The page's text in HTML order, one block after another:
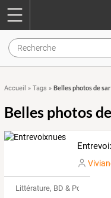
Accueil » Tags » Belles photos de
Belles photos
Littérature, BD & Poésie